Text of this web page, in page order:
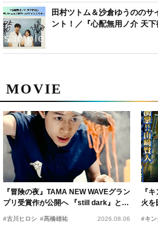
MOVIE
『冒険の夜』TAMA NEW WAVEグラン
プリ受賞作が公開へ 『still dark』と同
#古川ヒロシ #髙橋雄祐 2026.08.06
『
火を
#キン
田村ツトム＆沙倉ゆうののサ
ント！／『心配無用ノ介 天下